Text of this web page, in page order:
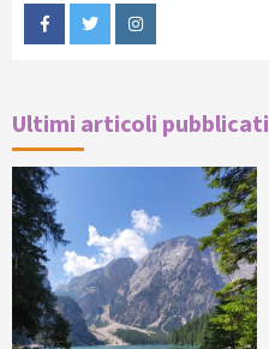
FacebookTwitterInstagram
Ultimi articoli pubblicati